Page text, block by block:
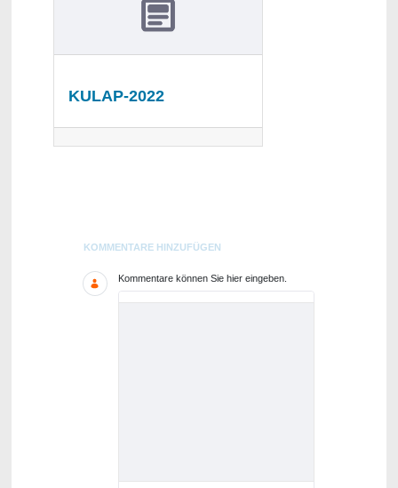
KULAP-2022
Blogs
KOMMENTARE HINZUFÜGEN
Kommentare können Sie hier eingeben.